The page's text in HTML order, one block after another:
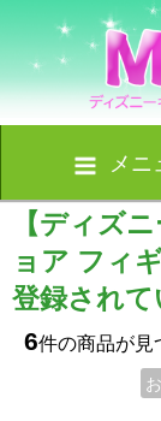
メニ
【ディズ
ョア フィ
登録され
6件の商品が見